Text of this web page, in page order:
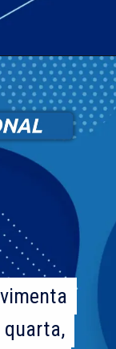
quarta,
quarta,